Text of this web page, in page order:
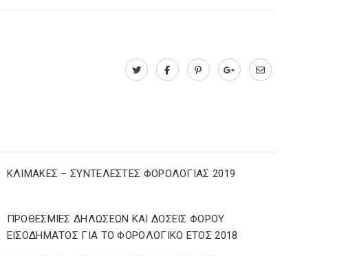
ΚΛΙΜΑΚΕΣ – ΣΥΝΤΕΛΕΣΤΕΣ ΦΟΡΟΛΟΓΙΑΣ 2019
ΠΡΟΘΕΣΜΙΕΣ ΔΗΛΩΣΕΩΝ ΚΑΙ ΔΟΣΕΙΣ ΦΟΡΟΥ
ΕΙΣΟΔΗΜΑΤΟΣ ΓΙΑ ΤΟ ΦΟΡΟΛΟΓΙΚΟ ΕΤΟΣ 2018